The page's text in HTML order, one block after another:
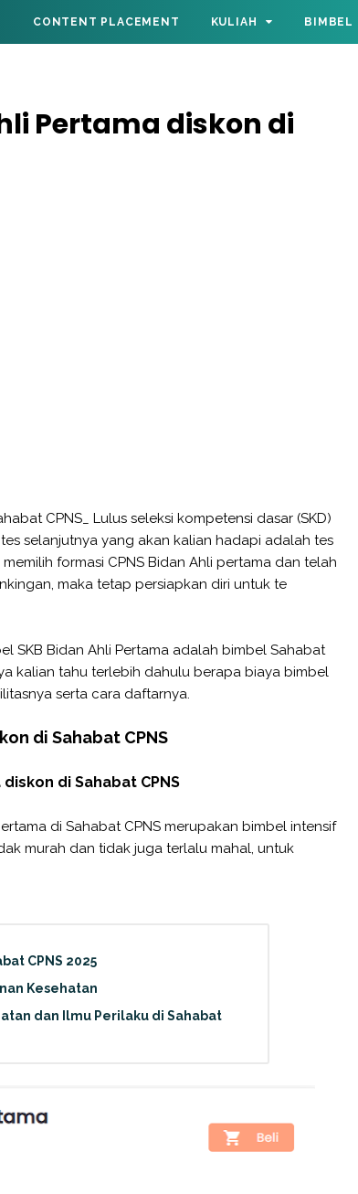
CONTENT PLACEMENT KULIAH BIMBEL
Pertama diskon di
CPNS_ Lulus seleksi kompetensi dasar (SKD)
selanjutnya yang akan kalian hadapi adalah tes
formasi CPNS Bidan Ahli pertama dan telah
maka tetap persiapkan diri untuk te
SKB Bidan Ahli Pertama adalah bimbel Sahabat
kalian tahu terlebih dahulu berapa biaya bimbel
serta cara daftarnya.
di Sahabat CPNS
di Sahabat CPNS
di Sahabat CPNS merupakan bimbel intensif
murah dan tidak juga terlalu mahal, untuk
CPNS 2025
Kesehatan
dan Ilmu Perilaku di Sahabat